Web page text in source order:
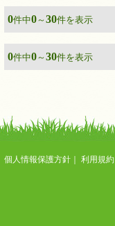
0件中0～ 30件を表示
0件中0～ 30件を表示
個人情報保護方針 ｜ 利用規約